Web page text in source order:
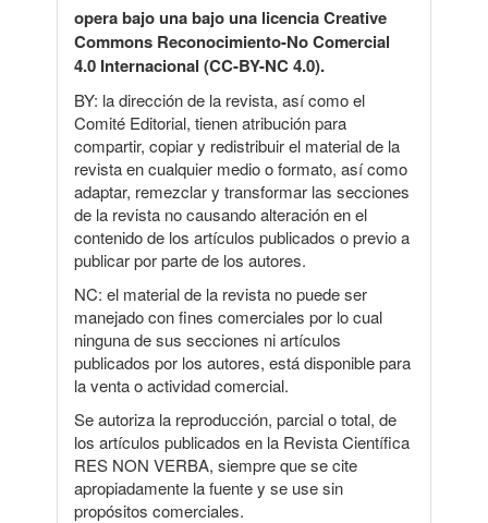
opera bajo una bajo una licencia Creative
Commons Reconocimiento-No Comercial
4.0 Internacional (CC-BY-NC 4.0).
BY: la dirección de la revista, así como el
Comité Editorial, tienen atribución para
compartir, copiar y redistribuir el material de la
revista en cualquier medio o formato, así como
adaptar, remezclar y transformar las secciones
de la revista no causando alteración en el
contenido de los artículos publicados o previo a
publicar por parte de los autores.
NC: el material de la revista no puede ser
manejado con fines comerciales por lo cual
ninguna de sus secciones ni artículos
publicados por los autores, está disponible para
la venta o actividad comercial.
Se autoriza la reproducción, parcial o total, de
los artículos publicados en la Revista Científica
RES NON VERBA, siempre que se cite
apropiadamente la fuente y se use sin
propósitos comerciales.